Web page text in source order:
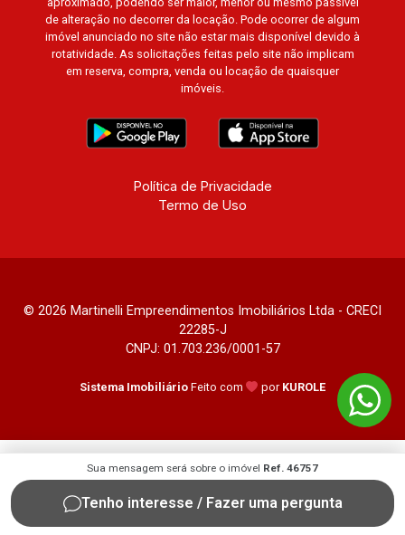
Sua mensagem será sobre o imóvel Ref. 46757
Tenho interesse / Fazer uma pergunta
de alteração no decorrer da locação. Pode ocorrer de algum
imóvel anunciado no site não estar mais disponível devido à
rotatividade. As solicitações feitas pelo site não implicam
em reserva, compra, venda ou locação de quaisquer
imóveis.
Política de Privacidade
Termo de Uso
© 2026 Martinelli Empreendimentos Imobiliários Ltda - CRECI
22285-J
CNPJ: 01.703.236/0001-57
Sistema Imobiliário Feito com por KUROLE